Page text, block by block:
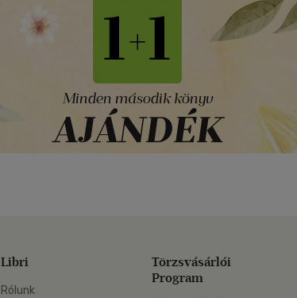
Libri
Rólunk
Törzsvásárlói
Program